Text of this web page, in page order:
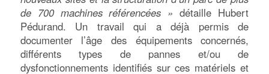
de 700 machines référencées » détaille Hubert
Pédurand. Un travail qui a déjà permis de
documenter l’âge des équipements concernés,
différents types de pannes et/ou de
dysfonctionnements identifiés sur ces matériels et